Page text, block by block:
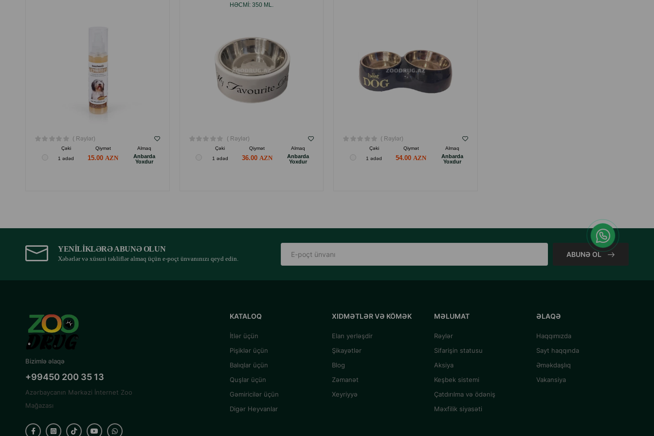
( Rəylər)
Çəki Qiymət
Almaq
1 ədəd
15.00
Anbarda
Yoxdur
HƏCMI: 350 ML.
( Rəylər)
Çəki Qiymət
Almaq
1 ədəd
36.00
Anbarda
Yoxdur
( Rəylər)
Çəki Qiymət
Almaq
1 ədəd
54.00
Anbarda
Yoxdur
YENILIKLƏRƏ ABUNƏ OLUN
Xəbərlər və xüsusi təkliflər almaq üçün e-poçt ünvanınızı qeyd edin.
ABUNƏ OL
Bizimlə əlaqə
+99450 200 35 13
Azərbaycanın Mərkəzi İnternet Zoo
Mağazası
KATALOQ
İtlər üçün
Pişiklər üçün
Balıqlar üçün
Quşlar üçün
Gəmiricilər üçün
Digər Heyvanlar
XIDMƏTLƏR VƏ KÖMƏK
Elan yerləşdir
Şikayətlər
Blog
Zəmanət
Xeyriyyə
MƏLUMAT
Rəylər
Sifarişin statusu
Aksiya
Keşbek sistemi
Çatdırılma və ödəniş
Məxfilik siyasəti
ƏLAQƏ
Haqqımızda
Sayt haqqında
Əməkdaşlıq
Vakansiya